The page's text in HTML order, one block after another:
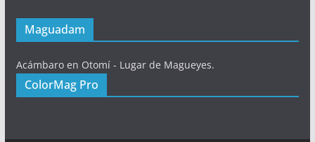
Maguadam
Acámbaro en Otomí - Lugar de Magueyes.
ColorMag Pro